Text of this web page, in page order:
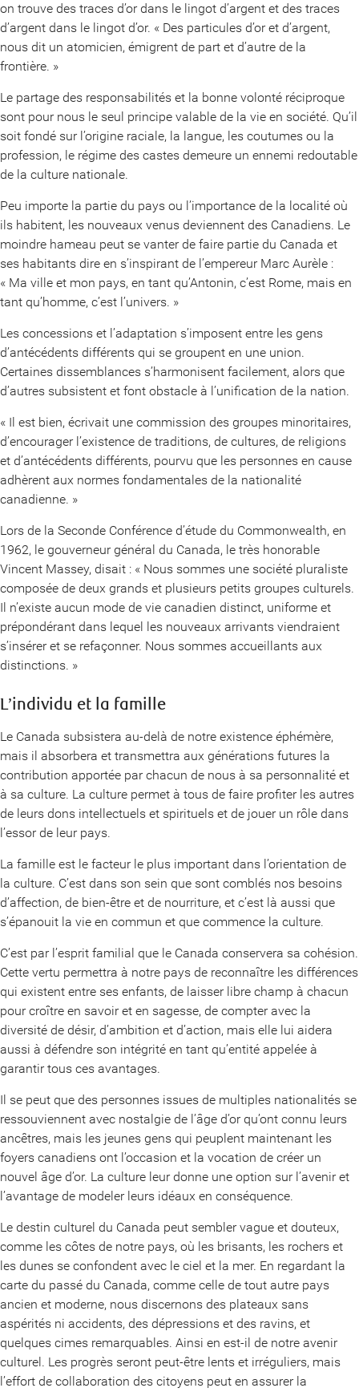
on trouve des traces d’or dans le lingot d’argent et des traces
d’argent dans le lingot d’or. « Des particules d’or et d’argent,
nous dit un atomicien, émigrent de part et d’autre de la
frontière. »
Le partage des responsabilités et la bonne volonté réciproque
sont pour nous le seul principe valable de la vie en société. Qu’il
soit fondé sur l’origine raciale, la langue, les coutumes ou la
profession, le régime des castes demeure un ennemi redoutable
de la culture nationale.
Peu importe la partie du pays ou l’importance de la localité où
ils habitent, les nouveaux venus deviennent des Canadiens. Le
moindre hameau peut se vanter de faire partie du Canada et
ses habitants dire en s’inspirant de l’empereur Marc Aurèle :
« Ma ville et mon pays, en tant qu’Antonin, c’est Rome, mais en
tant qu’homme, c’est l’univers. »
Les concessions et l’adaptation s’imposent entre les gens
d’antécédents différents qui se groupent en une union.
Certaines dissemblances s’harmonisent facilement, alors que
d’autres subsistent et font obstacle à l’unification de la nation.
« Il est bien, écrivait une commission des groupes minoritaires,
d’encourager l’existence de traditions, de cultures, de religions
et d’antécédents différents, pourvu que les personnes en cause
adhèrent aux normes fondamentales de la nationalité
canadienne. »
Lors de la Seconde Conférence d’étude du Commonwealth, en
1962, le gouverneur général du Canada, le très honorable
Vincent Massey, disait : « Nous sommes une société pluraliste
composée de deux grands et plusieurs petits groupes culturels.
Il n’existe aucun mode de vie canadien distinct, uniforme et
prépondérant dans lequel les nouveaux arrivants viendraient
s’insérer et se refaçonner. Nous sommes accueillants aux
distinctions. »
L’individu et la famille
Le Canada subsistera au-delà de notre existence éphémère,
mais il absorbera et transmettra aux générations futures la
contribution apportée par chacun de nous à sa personnalité et
à sa culture. La culture permet à tous de faire profiter les autres
de leurs dons intellectuels et spirituels et de jouer un rôle dans
l’essor de leur pays.
La famille est le facteur le plus important dans l’orientation de
la culture. C’est dans son sein que sont comblés nos besoins
d’affection, de bien-être et de nourriture, et c’est là aussi que
s’épanouit la vie en commun et que commence la culture.
C’est par l’esprit familial que le Canada conservera sa cohésion.
Cette vertu permettra à notre pays de reconnaître les différences
qui existent entre ses enfants, de laisser libre champ à chacun
pour croître en savoir et en sagesse, de compter avec la
diversité de désir, d’ambition et d’action, mais elle lui aidera
aussi à défendre son intégrité en tant qu’entité appelée à
garantir tous ces avantages.
Il se peut que des personnes issues de multiples nationalités se
ressouviennent avec nostalgie de l’âge d’or qu’ont connu leurs
ancêtres, mais les jeunes gens qui peuplent maintenant les
foyers canadiens ont l’occasion et la vocation de créer un
nouvel âge d’or. La culture leur donne une option sur l’avenir et
l’avantage de modeler leurs idéaux en conséquence.
Le destin culturel du Canada peut sembler vague et douteux,
comme les côtes de notre pays, où les brisants, les rochers et
les dunes se confondent avec le ciel et la mer. En regardant la
carte du passé du Canada, comme celle de tout autre pays
ancien et moderne, nous discernons des plateaux sans
aspérités ni accidents, des dépressions et des ravins, et
quelques cimes remarquables. Ainsi en est-il de notre avenir
culturel. Les progrès seront peut-être lents et irréguliers, mais
l’effort de collaboration des citoyens peut en assurer la